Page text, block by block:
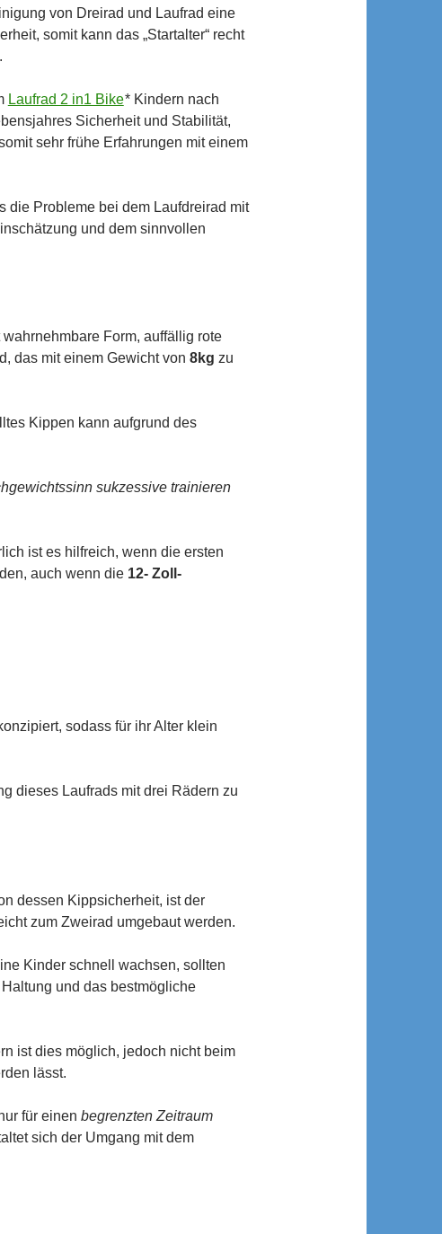
von Dreirad und Laufrad eine
somit kann das „Startalter“ recht
Laufrad 2 in1 Bike* Kindern nach
Sicherheit und Stabilität,
sehr frühe Erfahrungen mit einem
die Probleme bei dem Laufdreirad mit
und dem sinnvollen
Form, auffällig rote
das mit einem Gewicht von 8kg zu
Kippen kann aufgrund des
sukzessive trainieren
ist es hilfreich, wenn die ersten
auch wenn die 12- Zoll-
sodass für ihr Alter klein
dieses Laufrads mit drei Rädern zu
dessen Kippsicherheit, ist der
zum Zweirad umgebaut werden.
Kinder schnell wachsen, sollten
und das bestmögliche
ist dies möglich, jedoch nicht beim
lässt.
für einen begrenzten Zeitraum
sich der Umgang mit dem